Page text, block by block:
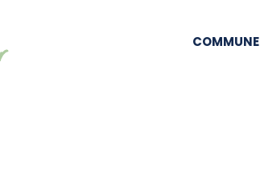
COMMUNE